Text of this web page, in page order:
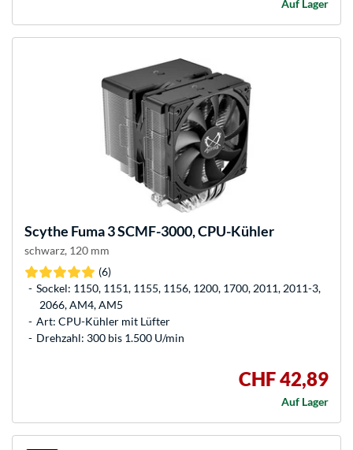
Auf Lager
Scythe Fuma 3 SCMF-3000, CPU-Kühler
schwarz, 120 mm
(6)
Sockel: 1150, 1151, 1155, 1156, 1200, 1700, 2011, 2011-3,
2066, AM4, AM5
Art: CPU-Kühler mit Lüfter
Drehzahl: 300 bis 1.500 U/min
CHF 42,89
Auf Lager